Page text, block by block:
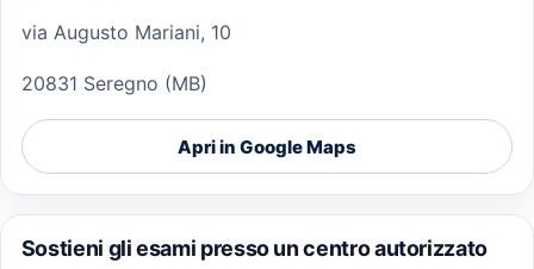
via Augusto Mariani, 10
20831 Seregno (MB)
Apri in Google Maps
Sostieni gli esami presso un centro autorizzato